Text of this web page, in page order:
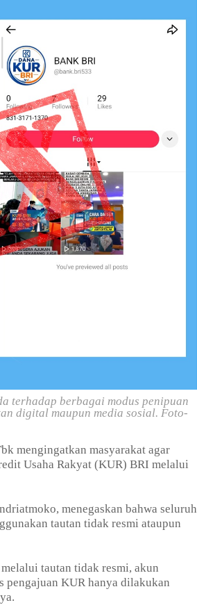
terhadap berbagai modus penipuan
digital maupun media sosial. Foto-
mengingatkan masyarakat agar
Usaha Rakyat (KUR) BRI melalui
menegaskan bahwa seluruh
tautan tidak resmi ataupun
tautan tidak resmi, akun
pengajuan KUR hanya dilakukan